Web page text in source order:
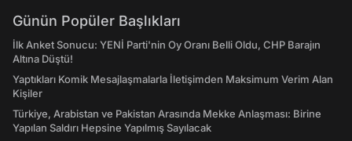
Günün Popüler Başlıkları
İlk Anket Sonucu: YENİ Parti'nin Oy Oranı Belli Oldu, CHP Barajın
Altına Düştü!
Yaptıkları Komik Mesajlaşmalarla İletişimden Maksimum Verim Alan
Kişiler
Türkiye, Arabistan ve Pakistan Arasında Mekke Anlaşması: Birine
Yapılan Saldırı Hepsine Yapılmış Sayılacak